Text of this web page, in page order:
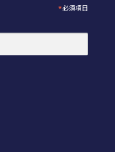
*必須項目